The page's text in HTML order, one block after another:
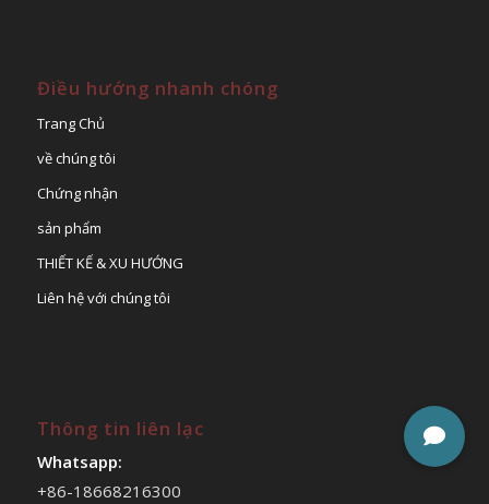
Điều hướng nhanh chóng
Trang Chủ
về chúng tôi
Chứng nhận
sản phẩm
THIẾT KẾ & XU HƯỚNG
Liên hệ với chúng tôi
Thông tin liên lạc
Whatsapp:
+86-18668216300